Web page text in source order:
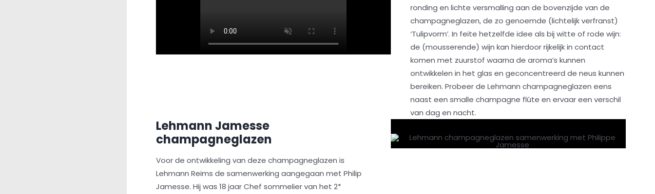
ronding en lichte versmalling aan de bovenzijde van de
champagneglazen, de zo genoemde (lichtelijk verfranst)
‘Tulipvorm’. In feite hetzelfde idee als bij witte of rode wijn:
de (mousserende) wijn kan hierdoor rijkelijk in contact
komen met zuurstof waarna de aroma’s kunnen
ontwikkelen in het glas en geconcentreerd de neus kunnen
bereiken. Probeer de Lehmann champagneglazen eens
naast een smalle champagne flûte en ervaar een verschil
van dag en nacht.
Lehmann Jamesse
champagneglazen
Voor de ontwikkeling van deze champagneglazen is
Lehmann Reims de samenwerking aangegaan met Philip
Jamesse. Hij was 18 jaar Chef sommelier van het 2*